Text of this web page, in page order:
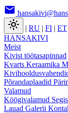
email
light_mode | RU | FI | ET
HANSAKIVI
Meist
Kivist töötasapinnad
Kvarts Keraamika
Põrandaplaadid
Valamud
Köögivalamud
Lauad Galerii